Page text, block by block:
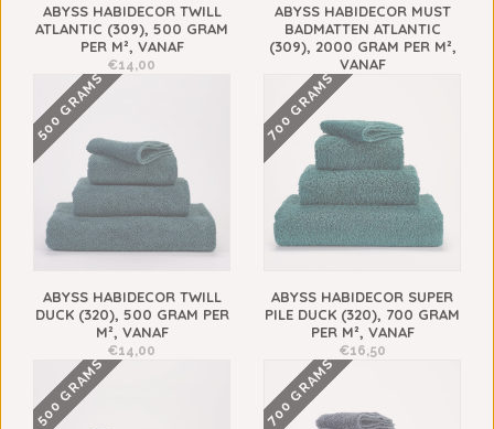
ABYSS HABIDECOR TWILL
ATLANTIC (309), 500 GRAM
PER M², VANAF
€14,00
ABYSS HABIDECOR MUST
BADMATTEN ATLANTIC
(309), 2000 GRAM PER M²,
VANAF
€128,00
500 GRAMS
ABYSS HABIDECOR TWILL
DUCK (320), 500 GRAM PER
M², VANAF
€14,00
700 GRAMS
ABYSS HABIDECOR SUPER
PILE DUCK (320), 700 GRAM
PER M², VANAF
€16,50
500 GRAMS 700 GRAMS